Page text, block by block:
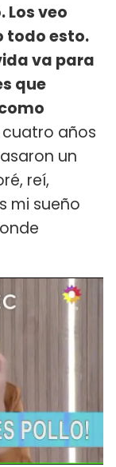
Los veo
todo esto.
va para
que
cuatro años
un
reí,
mi sueño